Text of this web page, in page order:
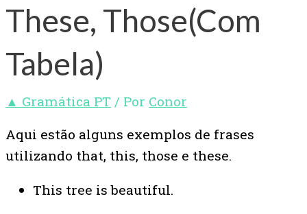
These, Those(Com
Tabela)
▲ Gramática PT / Por Conor
Aqui estão alguns exemplos de frases
utilizando that, this, those e these.
This tree is beautiful.